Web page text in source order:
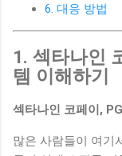
6. 대응 방법
1. 섹타나인
템 이해하기
섹타나인 코페이,
많은 사람들이 여기